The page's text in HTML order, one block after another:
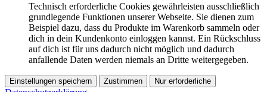
Technisch erforderliche Cookies gewährleisten ausschließlich
grundlegende Funktionen unserer Webseite. Sie dienen zum
Beispiel dazu, dass du Produkte im Warenkorb sammeln oder
dich in dein Kundenkonto einloggen kannst. Ein Rückschluss
auf dich ist für uns dadurch nicht möglich und dadurch
anfallende Daten werden niemals an Dritte weitergegeben.
Einstellungen speichern Zustimmen Nur erforderliche